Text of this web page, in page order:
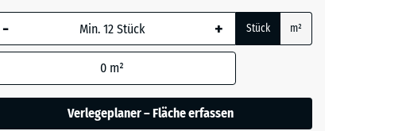
Dunkelgrauer
- + Stück m²
0 m²
Verlegeplaner – Fläche erfassen